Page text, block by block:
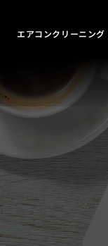
エアコンクリーニン